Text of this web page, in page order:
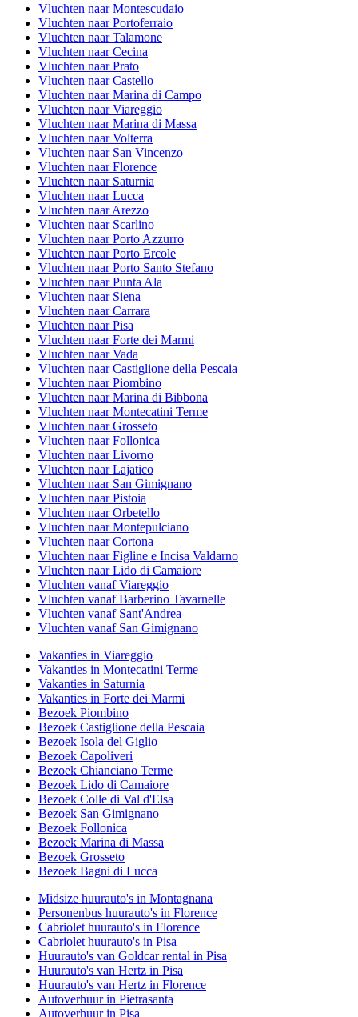
Vluchten naar Montescudaio
Vluchten naar Portoferraio
Vluchten naar Talamone
Vluchten naar Cecina
Vluchten naar Prato
Vluchten naar Castello
Vluchten naar Marina di Campo
Vluchten naar Viareggio
Vluchten naar Marina di Massa
Vluchten naar Volterra
Vluchten naar San Vincenzo
Vluchten naar Florence
Vluchten naar Saturnia
Vluchten naar Lucca
Vluchten naar Arezzo
Vluchten naar Scarlino
Vluchten naar Porto Azzurro
Vluchten naar Porto Ercole
Vluchten naar Porto Santo Stefano
Vluchten naar Punta Ala
Vluchten naar Siena
Vluchten naar Carrara
Vluchten naar Pisa
Vluchten naar Forte dei Marmi
Vluchten naar Vada
Vluchten naar Castiglione della Pescaia
Vluchten naar Piombino
Vluchten naar Marina di Bibbona
Vluchten naar Montecatini Terme
Vluchten naar Grosseto
Vluchten naar Follonica
Vluchten naar Livorno
Vluchten naar Lajatico
Vluchten naar San Gimignano
Vluchten naar Pistoia
Vluchten naar Orbetello
Vluchten naar Montepulciano
Vluchten naar Cortona
Vluchten naar Figline e Incisa Valdarno
Vluchten naar Lido di Camaiore
Vluchten vanaf Viareggio
Vluchten vanaf Barberino Tavarnelle
Vluchten vanaf Sant'Andrea
Vluchten vanaf San Gimignano
Vakanties in Viareggio
Vakanties in Montecatini Terme
Vakanties in Saturnia
Vakanties in Forte dei Marmi
Bezoek Piombino
Bezoek Castiglione della Pescaia
Bezoek Isola del Giglio
Bezoek Capoliveri
Bezoek Chianciano Terme
Bezoek Lido di Camaiore
Bezoek Colle di Val d'Elsa
Bezoek San Gimignano
Bezoek Follonica
Bezoek Marina di Massa
Bezoek Grosseto
Bezoek Bagni di Lucca
Midsize huurauto's in Montagnana
Personenbus huurauto's in Florence
Cabriolet huurauto's in Florence
Cabriolet huurauto's in Pisa
Huurauto's van Goldcar rental in Pisa
Huurauto's van Hertz in Pisa
Huurauto's van Hertz in Florence
Autoverhuur in Pietrasanta
Autoverhuur in Pisa